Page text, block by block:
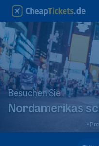
Besuchen Sie
Nordamerikas